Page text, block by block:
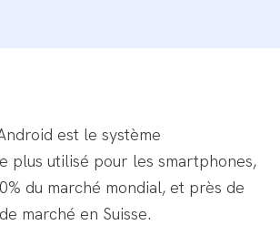
est le système
plus utilisé pour les smartphones,
du marché mondial, et près de
marché en Suisse.